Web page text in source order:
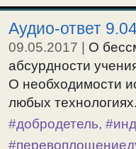
приближаясь к
Господа)
догмах, а наука и
Ещё…
Аудио-ответ
09.05.2017 | О
абсурдности
О необходимости
любых
#добродетель,